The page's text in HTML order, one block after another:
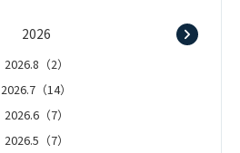
2026
2026.8（2）
2026.7（14）
2026.6（7）
2026.5（7）